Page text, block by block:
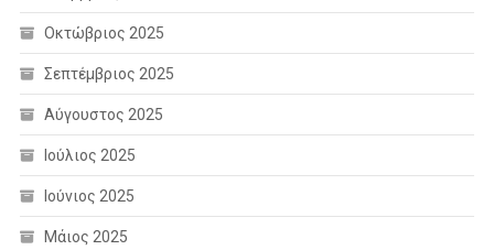
Οκτώβριος 2025
Σεπτέμβριος 2025
Αύγουστος 2025
Ιούλιος 2025
Ιούνιος 2025
Μάιος 2025